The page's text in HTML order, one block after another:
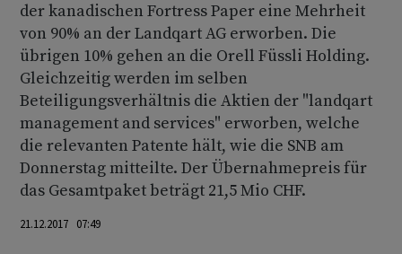
der kanadischen Fortress Paper eine Mehrheit
von 90% an der Landqart AG erworben. Die
übrigen 10% gehen an die Orell Füssli Holding.
Gleichzeitig werden im selben
Beteiligungsverhältnis die Aktien der "landqart
management and services" erworben, welche
die relevanten Patente hält, wie die SNB am
Donnerstag mitteilte. Der Übernahmepreis für
das Gesamtpaket beträgt 21,5 Mio CHF.
21.12.2017 07:49